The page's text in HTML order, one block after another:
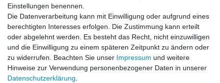
Impressum Daten­schutz­erklärung AGB
Barrierefreiheitserklärung Widerrufs­recht
Vertrag widerrufen
Einstellungen benennen.
Die Datenverarbeitung kann mit Einwilligung oder aufgrund eines
berechtigten Interesses erfolgen. Die Zustimmung kann erteilt
oder abgelehnt werden. Es besteht das Recht, nicht einzuwilligen
und die Einwilligung zu einem späteren Zeitpunkt zu ändern oder
zu widerrufen. Beachten Sie unser Impressum und weitere
Hinweise zur Verwendung personenbezogener Daten in unserer
Daten­schutz­erklärung